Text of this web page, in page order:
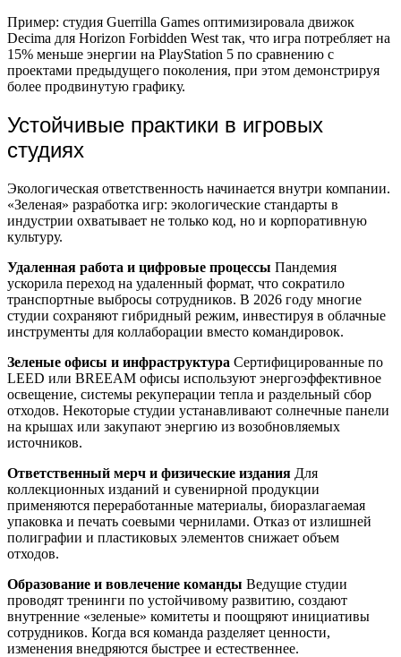
Пример: студия Guerrilla Games оптимизировала движок
Decima для Horizon Forbidden West так, что игра потребляет на
15% меньше энергии на PlayStation 5 по сравнению с
проектами предыдущего поколения, при этом демонстрируя
более продвинутую графику.
Устойчивые практики в игровых
студиях
Экологическая ответственность начинается внутри компании.
«Зеленая» разработка игр: экологические стандарты в
индустрии охватывает не только код, но и корпоративную
культуру.
Удаленная работа и цифровые процессы Пандемия
ускорила переход на удаленный формат, что сократило
транспортные выбросы сотрудников. В 2026 году многие
студии сохраняют гибридный режим, инвестируя в облачные
инструменты для коллаборации вместо командировок.
Зеленые офисы и инфраструктура Сертифицированные по
LEED или BREEAM офисы используют энергоэффективное
освещение, системы рекуперации тепла и раздельный сбор
отходов. Некоторые студии устанавливают солнечные панели
на крышах или закупают энергию из возобновляемых
источников.
Ответственный мерч и физические издания Для
коллекционных изданий и сувенирной продукции
применяются переработанные материалы, биоразлагаемая
упаковка и печать соевыми чернилами. Отказ от излишней
полиграфии и пластиковых элементов снижает объем
отходов.
Образование и вовлечение команды Ведущие студии
проводят тренинги по устойчивому развитию, создают
внутренние «зеленые» комитеты и поощряют инициативы
сотрудников. Когда вся команда разделяет ценности,
изменения внедряются быстрее и естественнее.